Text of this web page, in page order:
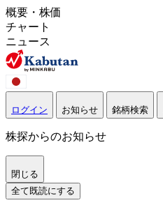
概要・株価
チャート
ニュース
ログイン お知らせ 銘柄検索
株探からのお知らせ
閉じる
全て既読にする